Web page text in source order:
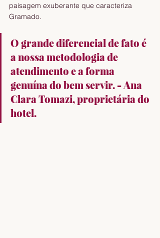
paisagem exuberante que caracteriza
Gramado.
O grande diferencial de fato é
a nossa metodologia de
atendimento e a forma
genuína do bem servir. - Ana
Clara Tomazi, proprietária do
hotel.